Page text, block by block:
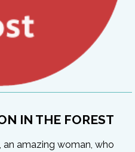
IN THE FOREST
an amazing woman, who